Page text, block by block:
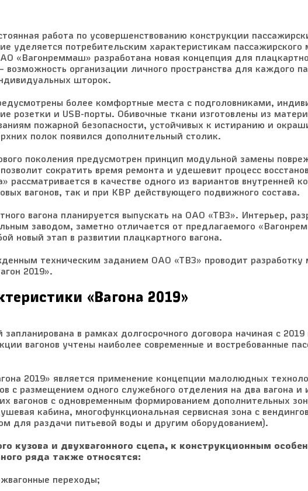
работа по усовершенствованию конструкции
уделяется потребительским характеристикам пассажирского
«Вагонреммаш» разработана новая концепция для
возможность организации личного пространства для каждого
шторок.
более комфортные места с подголовниками,
розетки и USB-порты. Обивочные ткани изготовлены из
пожарной безопасности, устойчивых к истиранию и
полок появился дополнительный столик.
поколения предусмотрен принцип модульной замены
сократить время ремонта и удешевит процесс
рассматривается в качестве одного из вариантов внутренней
вагонов, так и при КВР действующего подвижного состава.
вагона планируется выпускать на ОАО «ТВЗ». Интерьер,
заводом, заметно отличается от предлагаемого
новый этап в развитии плацкартного вагона.
техническим заданием ОАО «ТВЗ» проводит разработку
2019».
«Вагона 2019»
в рамках долгосрочного договора начиная с 2019
вагонов учтены наиболее современные и востребованные
2019» является применение концепции малолюдных
с размещением одного служебного отделения на два вагона и
вагонов с одновременным формированием дополнительных
кабина, многофункциональная сервисная зона с
для раздачи питьевой воды и другим оборудованием).
кузова и двухвагонного сцепа, к конструкционным
ряда также относятся:
переходы;